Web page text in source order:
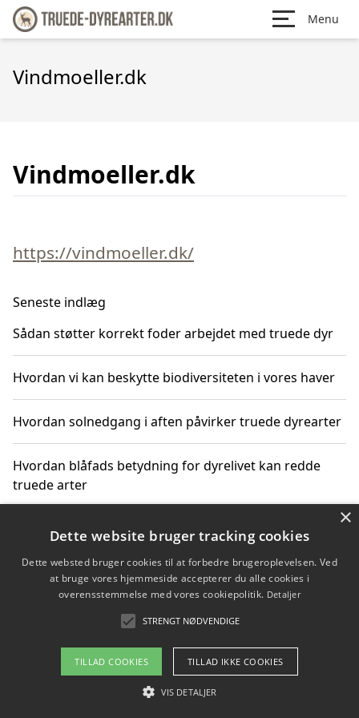
Menu
Vindmoeller.dk
Vindmoeller.dk
https://vindmoeller.dk/
Seneste indlæg
Sådan støtter korrekt foder arbejdet med truede dyr
Hvordan vi kan beskytte biodiversiteten i vores haver
Hvordan solnedgang i aften påvirker truede dyrearter
Hvordan blåfads betydning for dyrelivet kan redde
truede arter
Hvordan kan gaver til unge voksne støtte bevarelsen
Copyright 2026 - Pilanto Aps
Om / kontakt
Blog Betingelser
×
Dette website bruger tracking cookies
Dette websted bruger cookies til at forbedre brugeroplevelsen. Ved
at bruge vores hjemmeside accepterer du alle cookies i
overensstemmelse med vores cookiepolitik. Detaljer
STRENGT NØDVENDIGE
TILLAD COOKIES TILLAD IKKE COOKIES
VIS DETALJER